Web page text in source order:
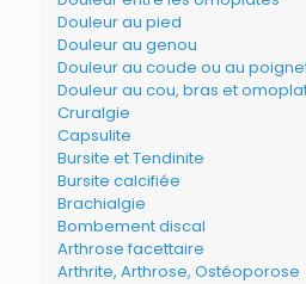
Douleur au pied
Douleur au genou
Douleur au coude ou au
Douleur au cou, bras et
Cruralgie
Capsulite
Bursite et Tendinite
Bursite calcifiée
Brachialgie
Bombement discal
Arthrose facettaire
Arthrite, Arthrose, Ostéoporose